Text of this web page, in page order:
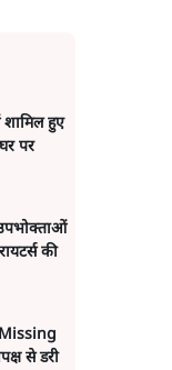
शामिल हुए
पर
की
से डरी